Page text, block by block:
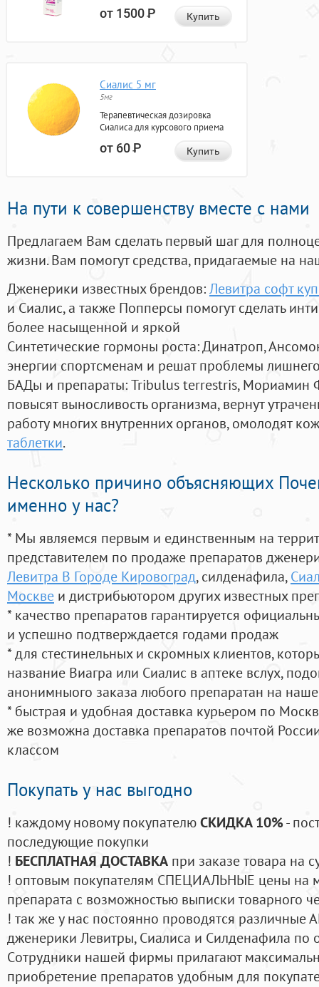
от 1500Р Купить
Сиалис 5 мг
5мг
Терапевтическая дозировка
Сиалиса для курсового приема
от 60Р Купить
На пути к совершенству вместе с нами
Предлагаем Вам сделать первый шаг для
жизни. Вам помогут средства, придагаемые на
Дженерики известных брендов:Левитра софт
и Сиалис, а также Попперсы помогут сделать
более насыщенной и яркой
Синтетические гормоны роста: Динатроп,
энергии спортсменам и решат проблемы
БАДы и препараты:Tribulus terrestris, Мориамин
повысят выносливость организма, вернут
работу многих внутренних органов, омолодят
таблетки.
Несколько причино объясняющих
именно у нас?
* Мы являемся первым и единственным на
представителем по продаже препаратов
Левитра В Городе Кировоград, силденафила,
Москве и дистрибьютором других известных
* качество препаратов гарантируется
и успешно подтверждается годами продаж
* для стестинельных и скромных клиентов,
название Виагра или Сиалис в аптеке вслух,
анонимныого заказа любого препаратан на
* быстрая и удобная доставка курьером по
же возможна доставка препаратов почтой
классом
Покупать у нас выгодно
! каждому новому покупателюСКИДКА 10%-
последующие покупки
! БЕСПЛАТНАЯ ДОСТАВКА при заказе товара на
! оптовым покупателям СПЕЦИАЛЬНЫЕ цены на
препарата с возможностью выписки товарного
! так же у нас постоянно проводятся
дженерики Левитры, Сиалиса и Силденафила по
Cотрудники нашей фирмы прилагают
приобретение препаратов удобным для